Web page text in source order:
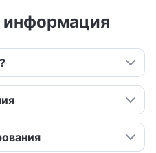
и леса;
информация